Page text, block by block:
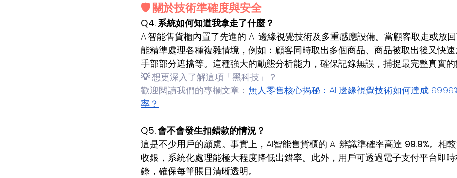
🛡️ 關於技術準確度與安全
Q4. 系統如何知道我拿走了什麼？
AI智能售貨櫃內置了先進的 AI 邊緣視覺技術及多重感應設備。當顧客取走或放
能精準處理各種複雜情境，例如：顧客同時取出多個商品、商品被取出後又快
手部部分遮擋等。這種強大的動態分析能力，確保記錄無誤，捕捉最完整真實的
💡 想更深入了解這項「黑科技」？
歡迎閱讀我們的專欄文章： 無人零售核心揭秘：AI 邊緣視覺技術如何達成
率？
Q5. 會不會發生扣錯款的情況？
這是不少用戶的顧慮。事實上，AI智能售貨櫃的 AI 辨識準確率高達 99.9%。相
收銀，系統化處理能極大程度降低出錯率。此外，用戶可透過電子支付平台即
錄，確保每筆賬目清晰透明。